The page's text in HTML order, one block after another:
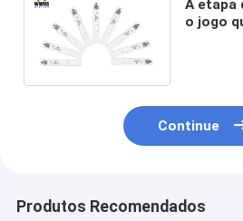
A etapa
o jogo
Continue
Produtos Recomendados